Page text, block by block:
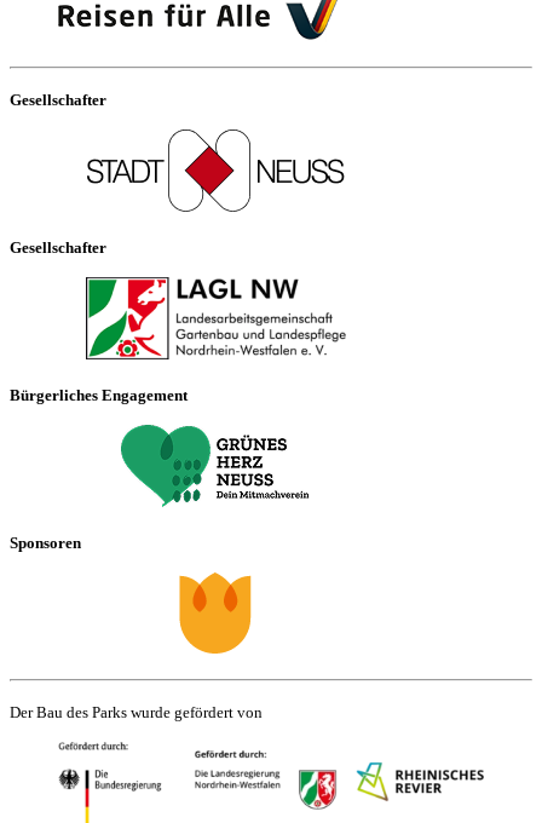
Gesellschafter
Gesellschafter
Bürgerliches Engagement
Sponsoren
Der Bau des Parks wurde gefördert von